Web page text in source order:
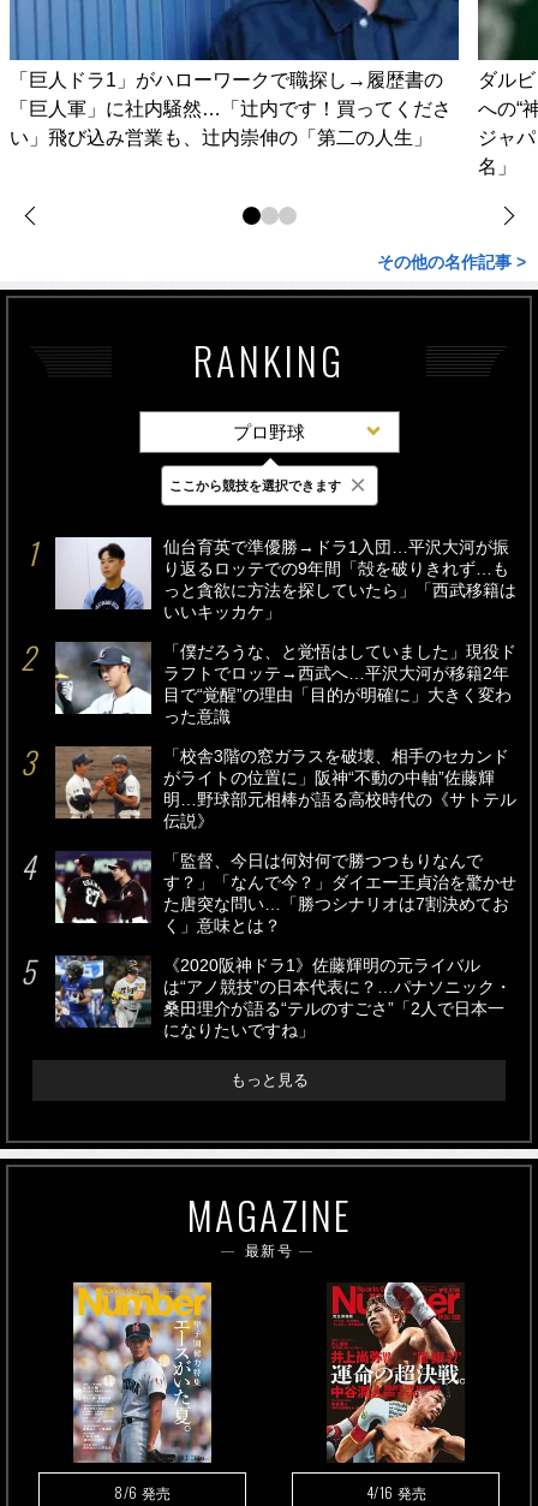
「巨人ドラ1」がハローワークで職探し→履歴書の
「巨人軍」に社内騒然…「辻内です！買ってくださ
い」飛び込み営業も、辻内崇伸の「第二の人生」
ダル
への“
ジャ
名」
その他の名作記事 >
RANKING
プロ野球
最新 24時間 週間
仙台育英で準優勝→ドラ1入団…平沢大河が振
り返るロッテでの9年間「殻を破りきれず…も
っと貪欲に方法を探していたら」「西武移籍は
いいキッカケ」
「僕だろうな、と覚悟はしていました」現役ド
ラフトでロッテ→西武へ…平沢大河が移籍2年
目で“覚醒”の理由「目的が明確に」大きく変わ
った意識
「校舎3階の窓ガラスを破壊、相手のセカンド
がライトの位置に」阪神“不動の中軸”佐藤輝
明…野球部元相棒が語る高校時代の《サトテル
伝説》
「監督、今日は何対何で勝つつもりなんで
す？」「なんで今？」ダイエー王貞治を驚かせ
た唐突な問い…「勝つシナリオは7割決めてお
く」意味とは？
《2020阪神ドラ1》佐藤輝明の元ライバル
は“アノ競技”の日本代表に？…パナソニック・
桑田理介が語る“テルのすごさ”「2人で日本一
になりたいですね」
もっと見る
MAGAZINE
最新号
8/6 発売 4/16 発売
ここから競技を選択できます ×